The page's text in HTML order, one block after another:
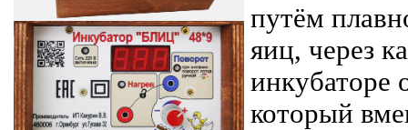
путём
яиц, через
инкубаторе
который